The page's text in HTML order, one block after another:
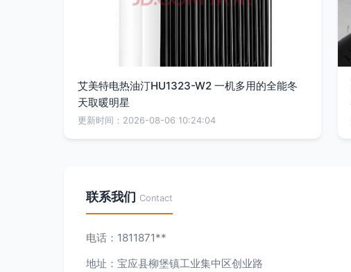
艾美特电热油汀HU1323-W2 一机多用的全能冬
天取暖明星
更新时间：2026-08-06 10:24:04
联系我们 Contact
电话：1811871**
地址：宝应县柳堡镇工业集中区创业路